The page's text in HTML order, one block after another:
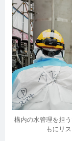
構内の水管理を担
もにリ